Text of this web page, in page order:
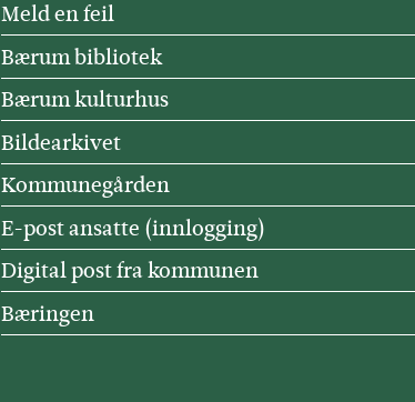
Meld en feil
Bærum bibliotek
Bærum kulturhus
Bildearkivet
Kommunegården
E-post ansatte (innlogging)
Digital post fra kommunen
Bæringen